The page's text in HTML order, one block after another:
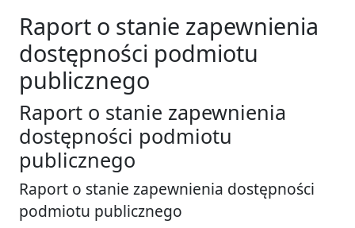
Raport o stanie zapewnienia
dostępności podmiotu
publicznego
Raport o stanie zapewnienia
dostępności podmiotu
publicznego
Raport o stanie zapewnienia dostępności
podmiotu publicznego